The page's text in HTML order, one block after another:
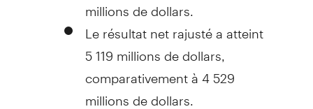
Le résultat net rajusté a atteint
5 119 millions de dollars,
comparativement à 4 529
millions de dollars.